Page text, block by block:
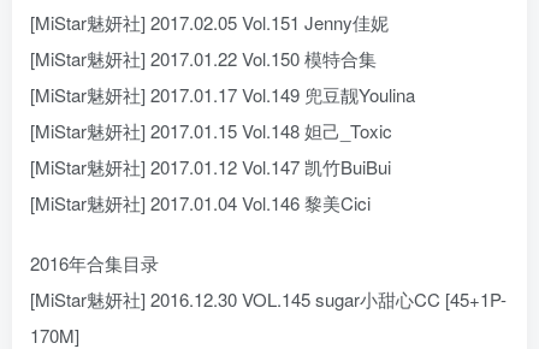
[MiStar魅妍社] 2017.02.05 Vol.151 Jenny佳妮
[MiStar魅妍社] 2017.01.22 Vol.150 模特合集
[MiStar魅妍社] 2017.01.17 Vol.149 兜豆靓Youlina
[MiStar魅妍社] 2017.01.15 Vol.148 妲己_Toxic
[MiStar魅妍社] 2017.01.12 Vol.147 凯竹BuiBui
[MiStar魅妍社] 2017.01.04 Vol.146 黎美Cici
2016年合集目录
[MiStar魅妍社] 2016.12.30 VOL.145 sugar小甜心CC [45+1P-
170M]